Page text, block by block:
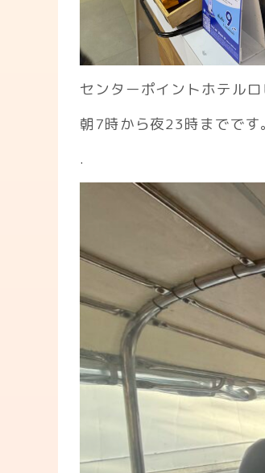
センターポイントホテル
朝7時から夜23時までです。
.